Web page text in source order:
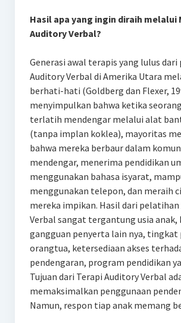
Hasil apa yang ingin diraih melalui
Auditory Verbal?
Generasi awal terapis yang lulus
Auditory Verbal di Amerika Utara
berhati-hati (Goldberg dan Flexer,
menyimpulkan bahwa ketika
terlatih mendengar melalui alat
(tanpa implan koklea), mayoritas
bahwa mereka berbaur dalam
mendengar, menerima pendidikan
menggunakan bahasa isyarat,
menggunakan telepon, dan meraih
mereka impikan. Hasil dari
Verbal sangat tergantung usia anak,
gangguan penyerta lain nya, tingkat
orangtua, ketersediaan akses
pendengaran, program pendidikan
Tujuan dari Terapi Auditory Verbal
memaksimalkan penggunaan
Namun, respon tiap anak memang